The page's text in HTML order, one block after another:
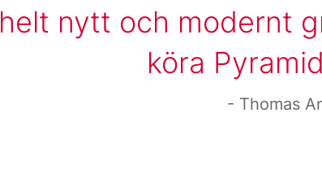
helt nytt och modernt
köra
Thomas